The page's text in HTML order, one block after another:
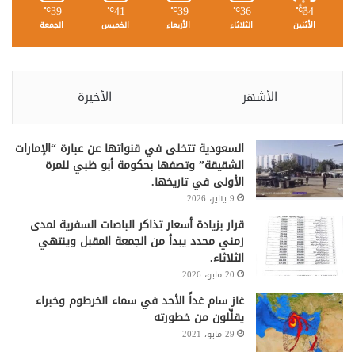
34
℃
الأثنين
36
℃
الثلاثاء
39
℃
الأربعاء
41
℃
الخميس
39
℃
الجمعة
الأشهر الأخيرة
السعودية تتخلى في قنواتها عن عبارة “الإمارات
الشقيقة” وتصفها بحكومة أبو ظبي للمرة
الأولى في تاريخها.
9 يناير، 2026
قرار بزيادة أسعار تذاكر الباصات السفرية لمدى
زمني محدد يبدأ من الجمعة المقبل وينتهي
الثلاثاء.
20 مايو، 2026
غاز سام غداً الأحد في سماء الخرطوم وخبراء
يقلِّلون من خطورته
29 مايو، 2021